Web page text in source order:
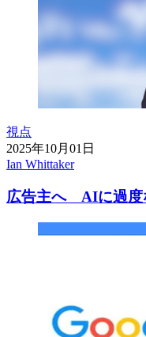
視点
2025年10月01日
Ian Whittaker
広告主へ AIに過度